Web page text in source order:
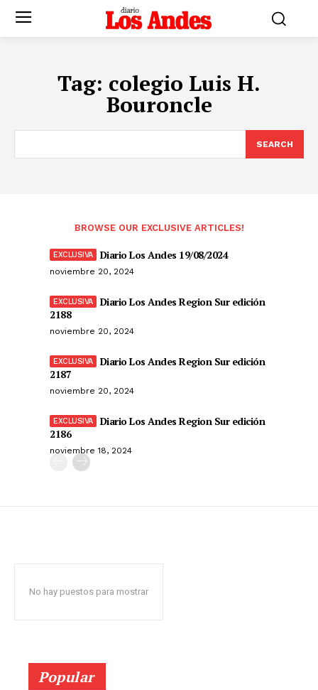
Tag: colegio Luis H.
Bouroncle
SEARCH
BROWSE OUR EXCLUSIVE ARTICLES!
Diario Los Andes 19/08/2024
noviembre 20, 2024
Diario Los Andes Region Sur edición
2188
noviembre 20, 2024
Diario Los Andes Region Sur edición
2187
noviembre 20, 2024
Diario Los Andes Region Sur edición
2186
noviembre 18, 2024
No hay puestos para mostrar
Popular